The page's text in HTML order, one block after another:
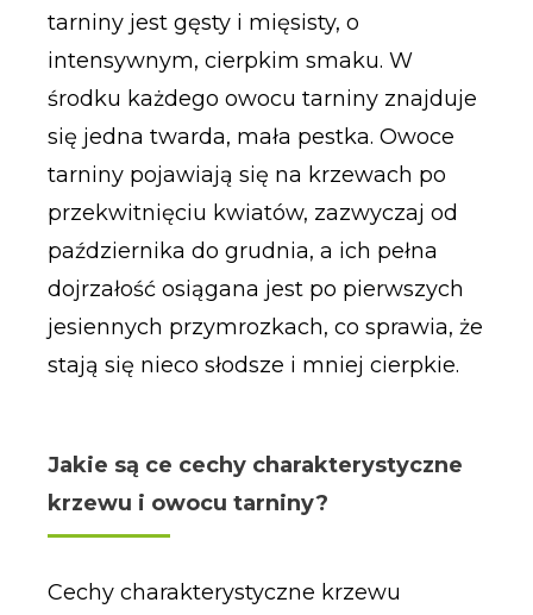
tarniny jest gęsty i mięsisty, o
intensywnym, cierpkim smaku. W
środku każdego owocu tarniny znajduje
się jedna twarda, mała pestka. Owoce
tarniny pojawiają się na krzewach po
przekwitnięciu kwiatów, zazwyczaj od
października do grudnia, a ich pełna
dojrzałość osiągana jest po pierwszych
jesiennych przymrozkach, co sprawia, że
stają się nieco słodsze i mniej cierpkie.
Jakie są ce cechy charakterystyczne
krzewu i owocu tarniny?
Cechy charakterystyczne krzewu